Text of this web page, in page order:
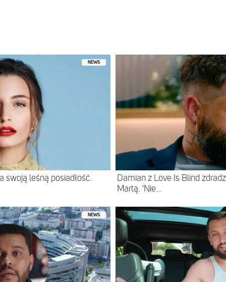
NEWS
leśną posiadłość.
Damian z Love Is Blind
Martą. 'Nie...
NEWS